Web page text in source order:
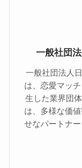
一般社団
一般社団法人
は、恋愛マッ
生した業界団
は、多様な価
せなパートナ